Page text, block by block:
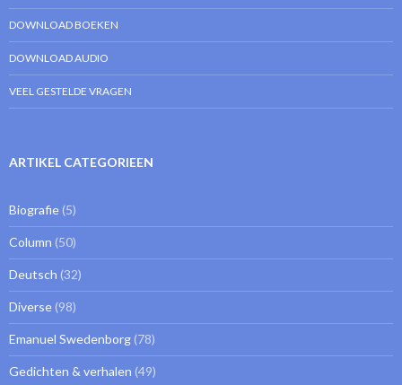
DOWNLOAD BOEKEN
DOWNLOAD AUDIO
VEEL GESTELDE VRAGEN
ARTIKEL CATEGORIEEN
Biografie (5)
Column (50)
Deutsch (32)
Diverse (98)
Emanuel Swedenborg (78)
Gedichten & verhalen (49)